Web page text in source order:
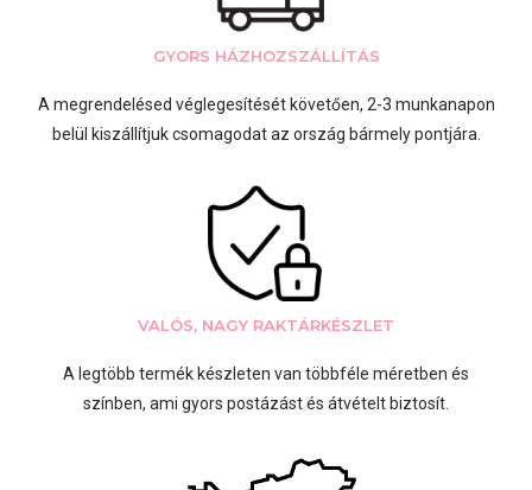
GYORS HÁZHOZSZÁLLÍTÁS
A megrendelésed véglegesítését követően, 2-3 munkanapon
belül kiszállítjuk csomagodat az ország bármely pontjára.
VALÓS, NAGY RAKTÁRKÉSZLET
A legtöbb termék készleten van többféle méretben és
színben, ami gyors postázást és átvételt biztosít.